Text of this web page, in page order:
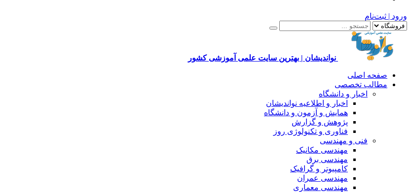
ورود | ثبت‌نام
نواندیشان | بهترین سایت علمی آموزشی کشور
صفحه اصلی
مطالب تخصصی
اخبار و دانشگاه
اخبار و اطلاعیه نواندیشان
همایش و آزمون و دانشگاه
پژوهش و گزارش
فناوری و تکنولوژی روز
فنی و مهندسی
مهندسی مکانیک
مهندسی برق
کامپیوتر و گرافیک
مهندسی عمران
مهندسی معماری